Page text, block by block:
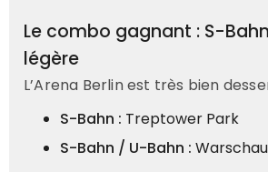
Le combo gagnant : S-
légère
L’Arena Berlin est très bien
S-Bahn : Treptower Park
S-Bahn / U-Bahn :